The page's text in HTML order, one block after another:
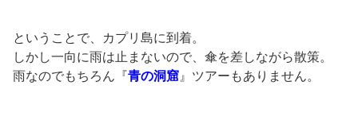
ということで、カプリ島に到着。
しかし一向に雨は止まないので、傘を差しながら散策。
雨なのでもちろん『青の洞窟 』ツアーもありません。